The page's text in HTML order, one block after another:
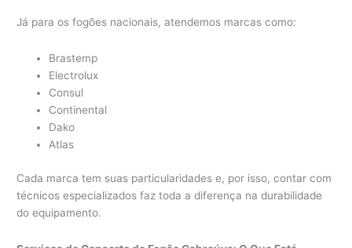
Já para os fogões nacionais, atendemos marcas como:
Brastemp
Electrolux
Consul
Continental
Dako
Atlas
Cada marca tem suas particularidades e, por isso, contar com
técnicos especializados faz toda a diferença na durabilidade
do equipamento.